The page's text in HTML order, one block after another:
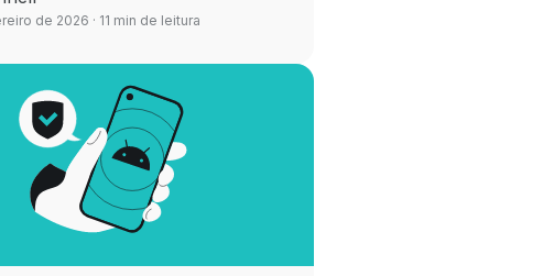
de 2026 · 11 min de leitura